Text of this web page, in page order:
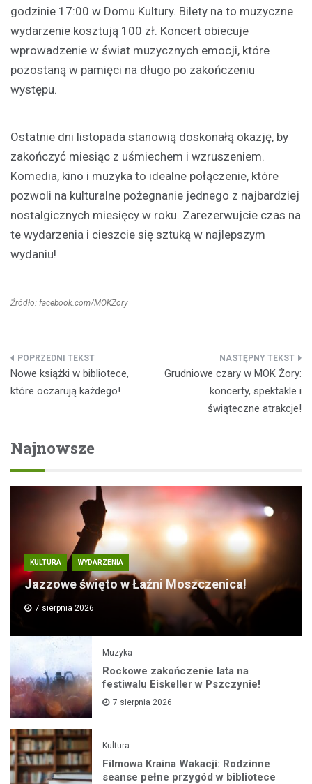
godzinie 17:00 w Domu Kultury. Bilety na to muzyczne
wydarzenie kosztują 100 zł. Koncert obiecuje
wprowadzenie w świat muzycznych emocji, które
pozostaną w pamięci na długo po zakończeniu
występu.
Ostatnie dni listopada stanowią doskonałą okazję, by
zakończyć miesiąc z uśmiechem i wzruszeniem.
Komedia, kino i muzyka to idealne połączenie, które
pozwoli na kulturalne pożegnanie jednego z najbardziej
nostalgicznych miesięcy w roku. Zarezerwujcie czas na
te wydarzenia i cieszcie się sztuką w najlepszym
wydaniu!
Źródło: facebook.com/MOKZory
Nawigacja
wpisu
Nowe książki w bibliotece,
które oczarują każdego!
Grudniowe czary w MOK Żory:
koncerty, spektakle i
świąteczne atrakcje!
Najnowsze
KULTURA WYDARZENIA
Jazzowe święto w Łaźni Moszczenica!
7 sierpnia 2026
Muzyka
Rockowe zakończenie lata na
festiwalu Eiskeller w Pszczynie!
7 sierpnia 2026
Kultura
Filmowa Kraina Wakacji: Rodzinne
seanse pełne przygód w bibliotece